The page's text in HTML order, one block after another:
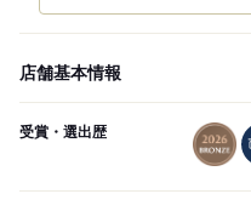
店舗基本情報
受賞・選出歴